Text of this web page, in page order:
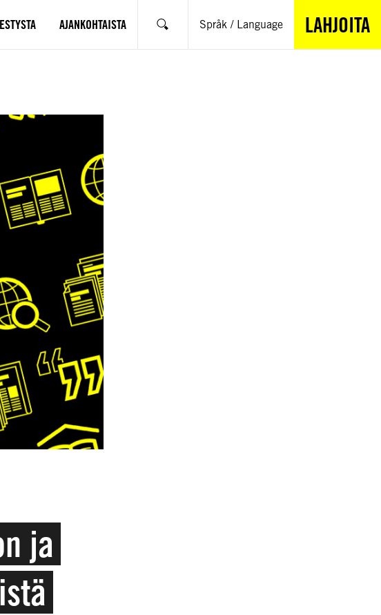
AJANKOHTAISTA Hae Språk / Language LAHJOITA
ja